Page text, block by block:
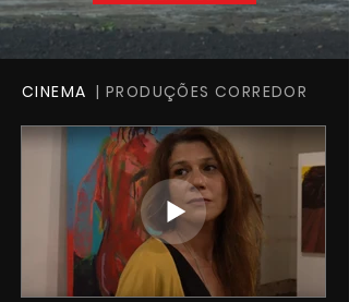
CINEMA | PRODUÇÕES CORREDOR